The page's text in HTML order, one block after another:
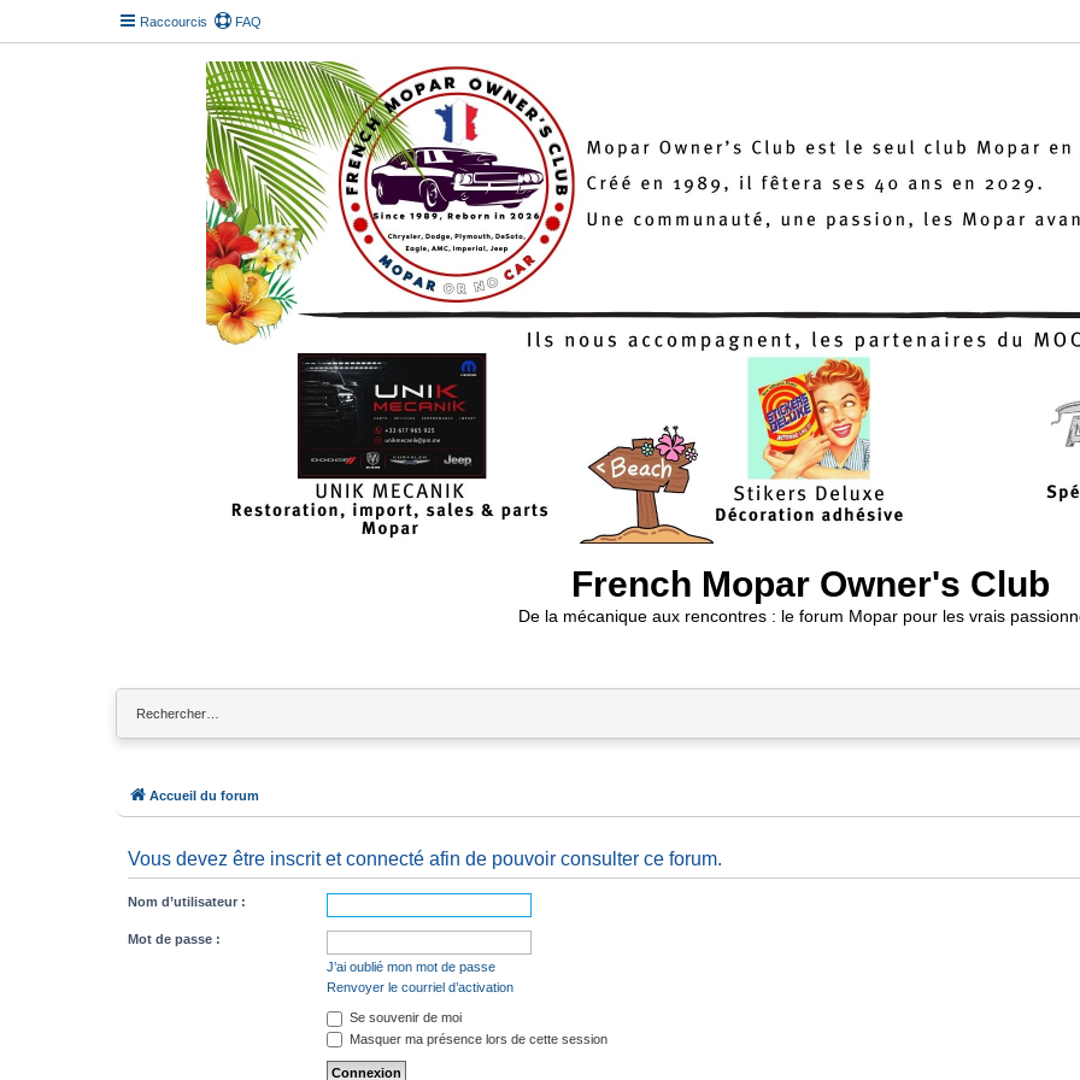
Raccourcis FAQ
French Mopar Owner's Club
De la mécanique aux rencontres : le forum Mopar pour les vrais
Accueil du forum
Vous devez être inscrit et connecté afin de pouvoir consulter ce forum.
Nom d’utilisateur :
Mot de passe :
J’ai oublié mon mot de passe
Renvoyer le courriel d’activation
Se souvenir de moi
Masquer ma présence lors de cette session